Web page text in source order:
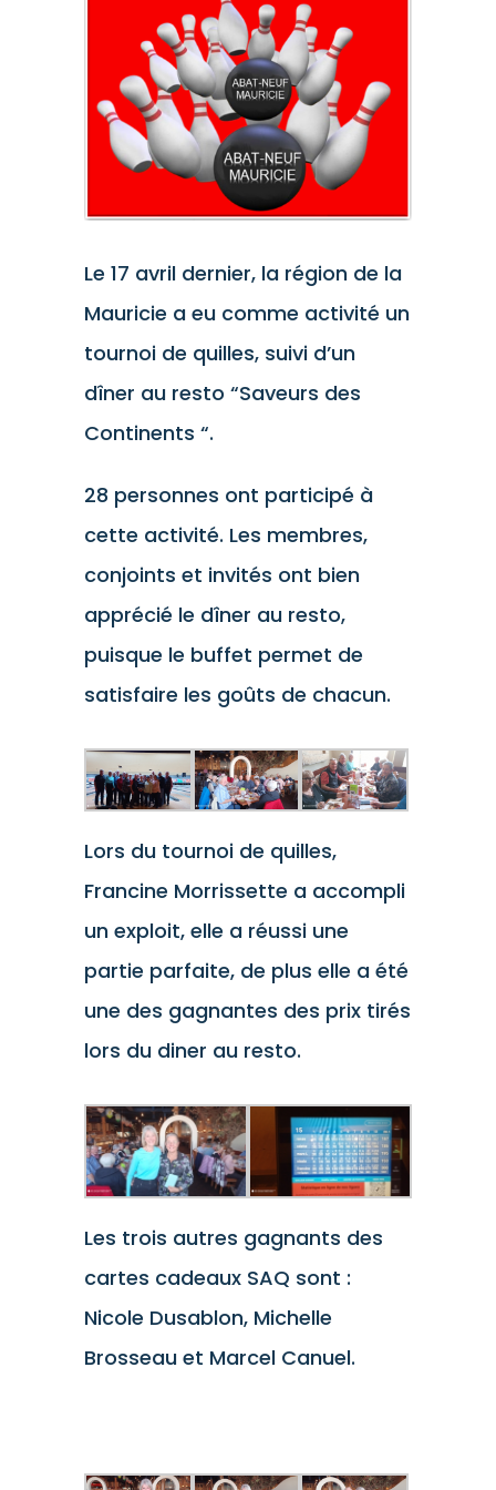
agrandie
Le 17 avril dernier, la région de la
Mauricie a eu comme activité un
tournoi de quilles, suivi d’un
dîner au resto “Saveurs des
Continents “.
28 personnes ont participé à
cette activité. Les membres,
conjoints et invités ont bien
apprécié le dîner au resto,
puisque le buffet permet de
satisfaire les goûts de chacun.
Lors du tournoi de quilles,
Francine Morrissette a accompli
un exploit, elle a réussi une
partie parfaite, de plus elle a été
une des gagnantes des prix tirés
lors du diner au resto.
Les trois autres gagnants des
cartes cadeaux SAQ sont :
Nicole Dusablon, Michelle
Brosseau et Marcel Canuel.